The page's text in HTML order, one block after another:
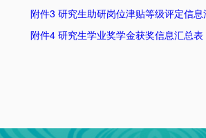
附件3 研究生助研岗位津贴等级评定信
附件4 研究生学业奖学金获奖信息汇总表